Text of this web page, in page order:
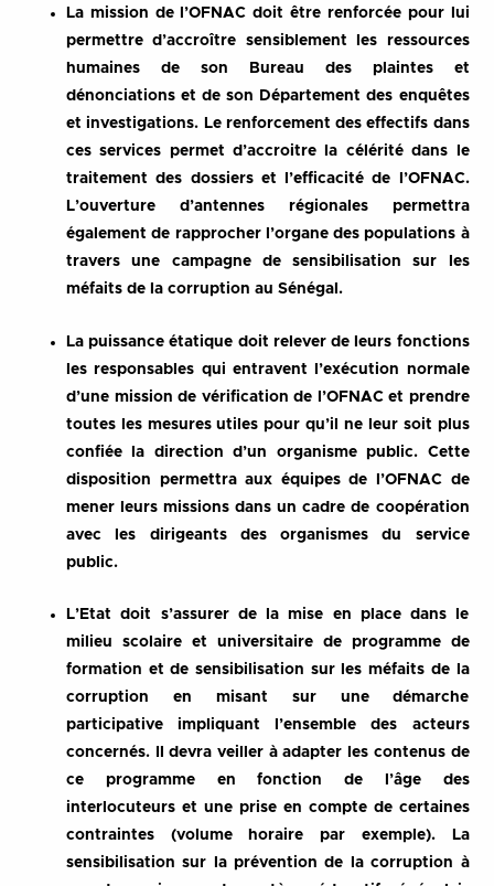
La mission de l’OFNAC doit être renforcée pour lui
permettre d’accroître sensiblement les ressources
humaines de son Bureau des plaintes et
dénonciations et de son Département des enquêtes
et investigations. Le renforcement des effectifs dans
ces services permet d’accroitre la célérité dans le
traitement des dossiers et l’efficacité de l’OFNAC.
L’ouverture d’antennes régionales permettra
également de rapprocher l’organe des populations à
travers une campagne de sensibilisation sur les
méfaits de la corruption au Sénégal.
La puissance étatique doit relever de leurs fonctions
les responsables qui entravent l’exécution normale
d’une mission de vérification de l’OFNAC et prendre
toutes les mesures utiles pour qu’il ne leur soit plus
confiée la direction d’un organisme public. Cette
disposition permettra aux équipes de l’OFNAC de
mener leurs missions dans un cadre de coopération
avec les dirigeants des organismes du service
public.
L’Etat doit s’assurer de la mise en place dans le
milieu scolaire et universitaire de programme de
formation et de sensibilisation sur les méfaits de la
corruption en misant sur une démarche
participative impliquant l’ensemble des acteurs
concernés. Il devra veiller à adapter les contenus de
ce programme en fonction de l’âge des
interlocuteurs et une prise en compte de certaines
contraintes (volume horaire par exemple). La
sensibilisation sur la prévention de la corruption à